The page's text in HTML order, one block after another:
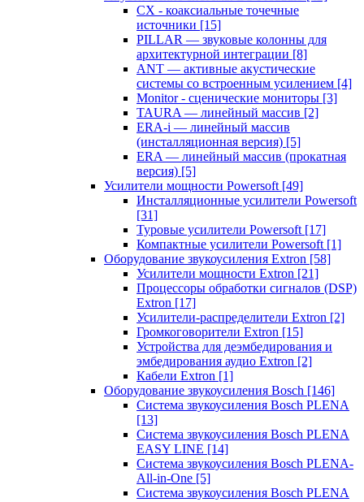
CX - коаксиальные точечные
источники [15]
PILLAR — звуковые колонны для
архитектурной интеграции [8]
ANT — активные акустические
системы со встроенным усилением [4]
Monitor - сценические мониторы [3]
TAURA — линейный массив [2]
ERA-i — линейный массив
(инсталляционная версия) [5]
ERA — линейный массив (прокатная
версия) [5]
Усилители мощности Powersoft [49]
Инсталляционные усилители Powersoft
[31]
Туровые усилители Powersoft [17]
Компактные усилители Powersoft [1]
Оборудование звукоусиления Extron [58]
Усилители мощности Extron [21]
Процессоры обработки сигналов (DSP)
Extron [17]
Усилители-распределители Extron [2]
Громкоговорители Extron [15]
Устройства для деэмбедирования и
эмбедирования аудио Extron [2]
Кабели Extron [1]
Оборудование звукоусиления Bosch [146]
Система звукоусиления Bosch PLENA
[13]
Система звукоусиления Bosch PLENA
EASY LINE [14]
Система звукоусиления Bosch PLENA-
All-in-One [5]
Система звукоусиления Bosch PLENA